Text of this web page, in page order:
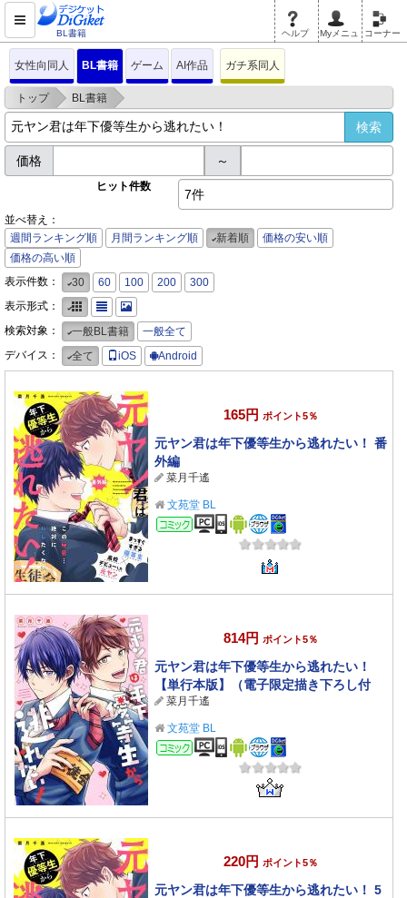
BL書籍 ヘルプ Myメニュ コーナー
女性向同人 BL書籍 ゲーム AI作品 ガチ系同人
トップ > BL書籍 >
価格 ～
ヒット件数
7件
並べ替え：
週間ランキング順
月間ランキング順 新着順
価格の安い順
価格の高い順
表示件数：
30 60 100 200
300
表示形式：
検索対象：
一般BL書籍
一般全て
デバイス：
全て iOS Android
165円 ポイント5％
元ヤン君は年下優等生から逃れたい！ 番
外編
菜月千遙
文苑堂 BL
コミック
814円 ポイント5％
元ヤン君は年下優等生から逃れたい！
【単行本版】（電子限定描き下ろし付
き）菜月千遙
文苑堂 BL
コミック
220円 ポイント5％
元ヤン君は年下優等生から逃れたい！ 5